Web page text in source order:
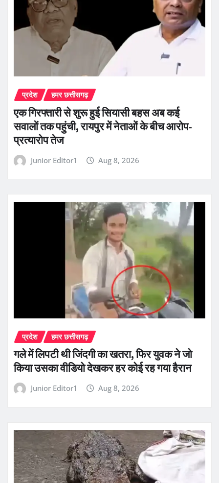
प्रदेश हमर छत्तीसगढ़
एक गिरफ्तारी से शुरू हुई सियासी बहस अब कई
सवालों तक पहुंची, रायपुर में नेताओं के बीच आरोप-
प्रत्यारोप तेज
Junior Editor1 Aug 8, 2026
प्रदेश हमर छत्तीसगढ़
गले में लिपटी थी जिंदगी का खतरा, फिर युवक ने जो
किया उसका वीडियो देखकर हर कोई रह गया हैरान
Junior Editor1 Aug 8, 2026